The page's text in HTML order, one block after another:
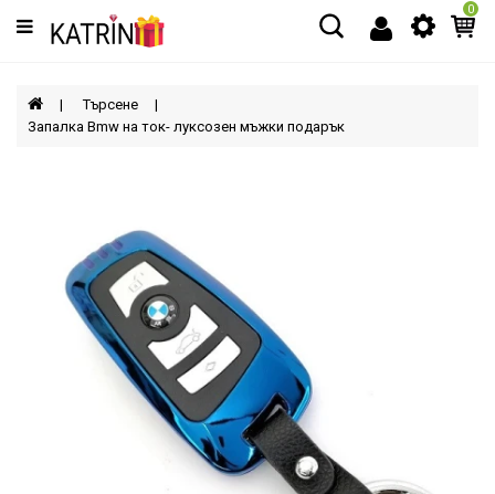
Категории
МЪЖЕ
АКСЕСОАРИ
0
Търсене
Запалка Bmw на ток- луксозен мъжки подарък